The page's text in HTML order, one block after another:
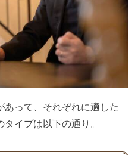
って、それぞれに適した
イプは以下の通り。